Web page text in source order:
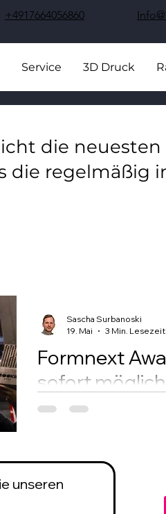
+4917664056860
Service 3D Druck
die
die regelmäßig
Formnext
sofort
Die Formnext, die
Projekte und
Sascha Surbanoski
19. Mai
3 Min. Lesezeit
unseren